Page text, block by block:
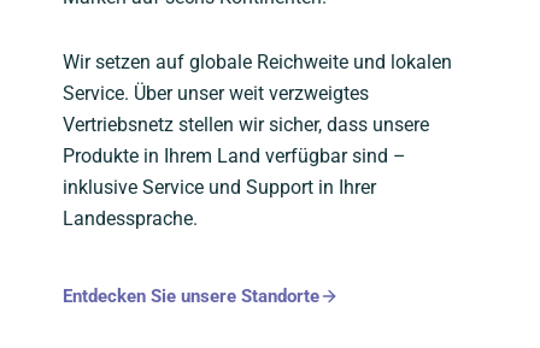
Wir setzen auf globale Reichweite und lokalen
Service. Über unser weit verzweigtes
Vertriebsnetz stellen wir sicher, dass unsere
Produkte in Ihrem Land verfügbar sind –
inklusive Service und Support in Ihrer
Landessprache.
Entdecken Sie unsere Standorte